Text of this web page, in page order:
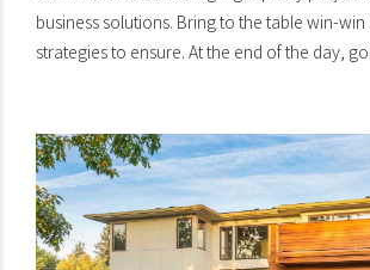
business solutions. Bring to the table win-win
strategies to ensure. At the end of the day,